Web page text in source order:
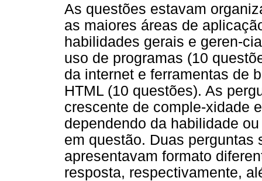
As questões estavam
as maiores áreas de
habilidades gerais e geren-
uso de programas (10
da internet e ferramentas de
HTML (10 questões). As
crescente de comple-xidade
dependendo da habilidade
em questão. Duas perguntas
apresentavam formato
resposta, respectivamente,